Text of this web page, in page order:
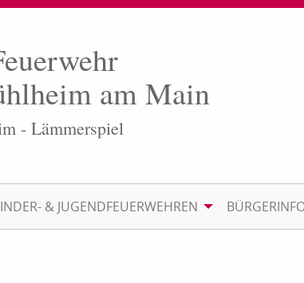
am Main
- Lämmerspiel
& JUGENDFEUERWEHREN